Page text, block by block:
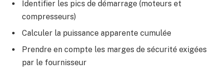
Identifier les pics de démarrage (moteurs et
compresseurs)
Calculer la puissance apparente cumulée
Prendre en compte les marges de sécurité exigées
par le fournisseur